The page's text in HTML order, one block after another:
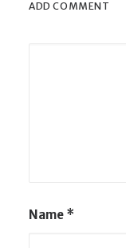
ADD COMMENT
Name *